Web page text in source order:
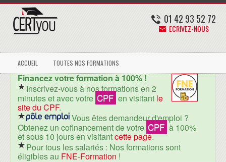
01 42 93 52 72
ECRIVEZ-NOUS
ACCUEIL TOUTES NOS FORMATIONS
Financez votre formation à 100% !
Inscrivez-vous à nos formations en 2
minutes et avec votre CPF en visitant le
site du CPF.
Vous êtes demandeur d'emploi ?
Obtenez un cofinancement de votre CPF à 100%
et sous 10 jours en visitantcette page.
Pour tous les salariés : Nos formations sont
éligibles au FNE-Formation !